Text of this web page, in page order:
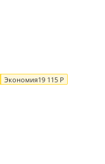
Экономия19 115 Р